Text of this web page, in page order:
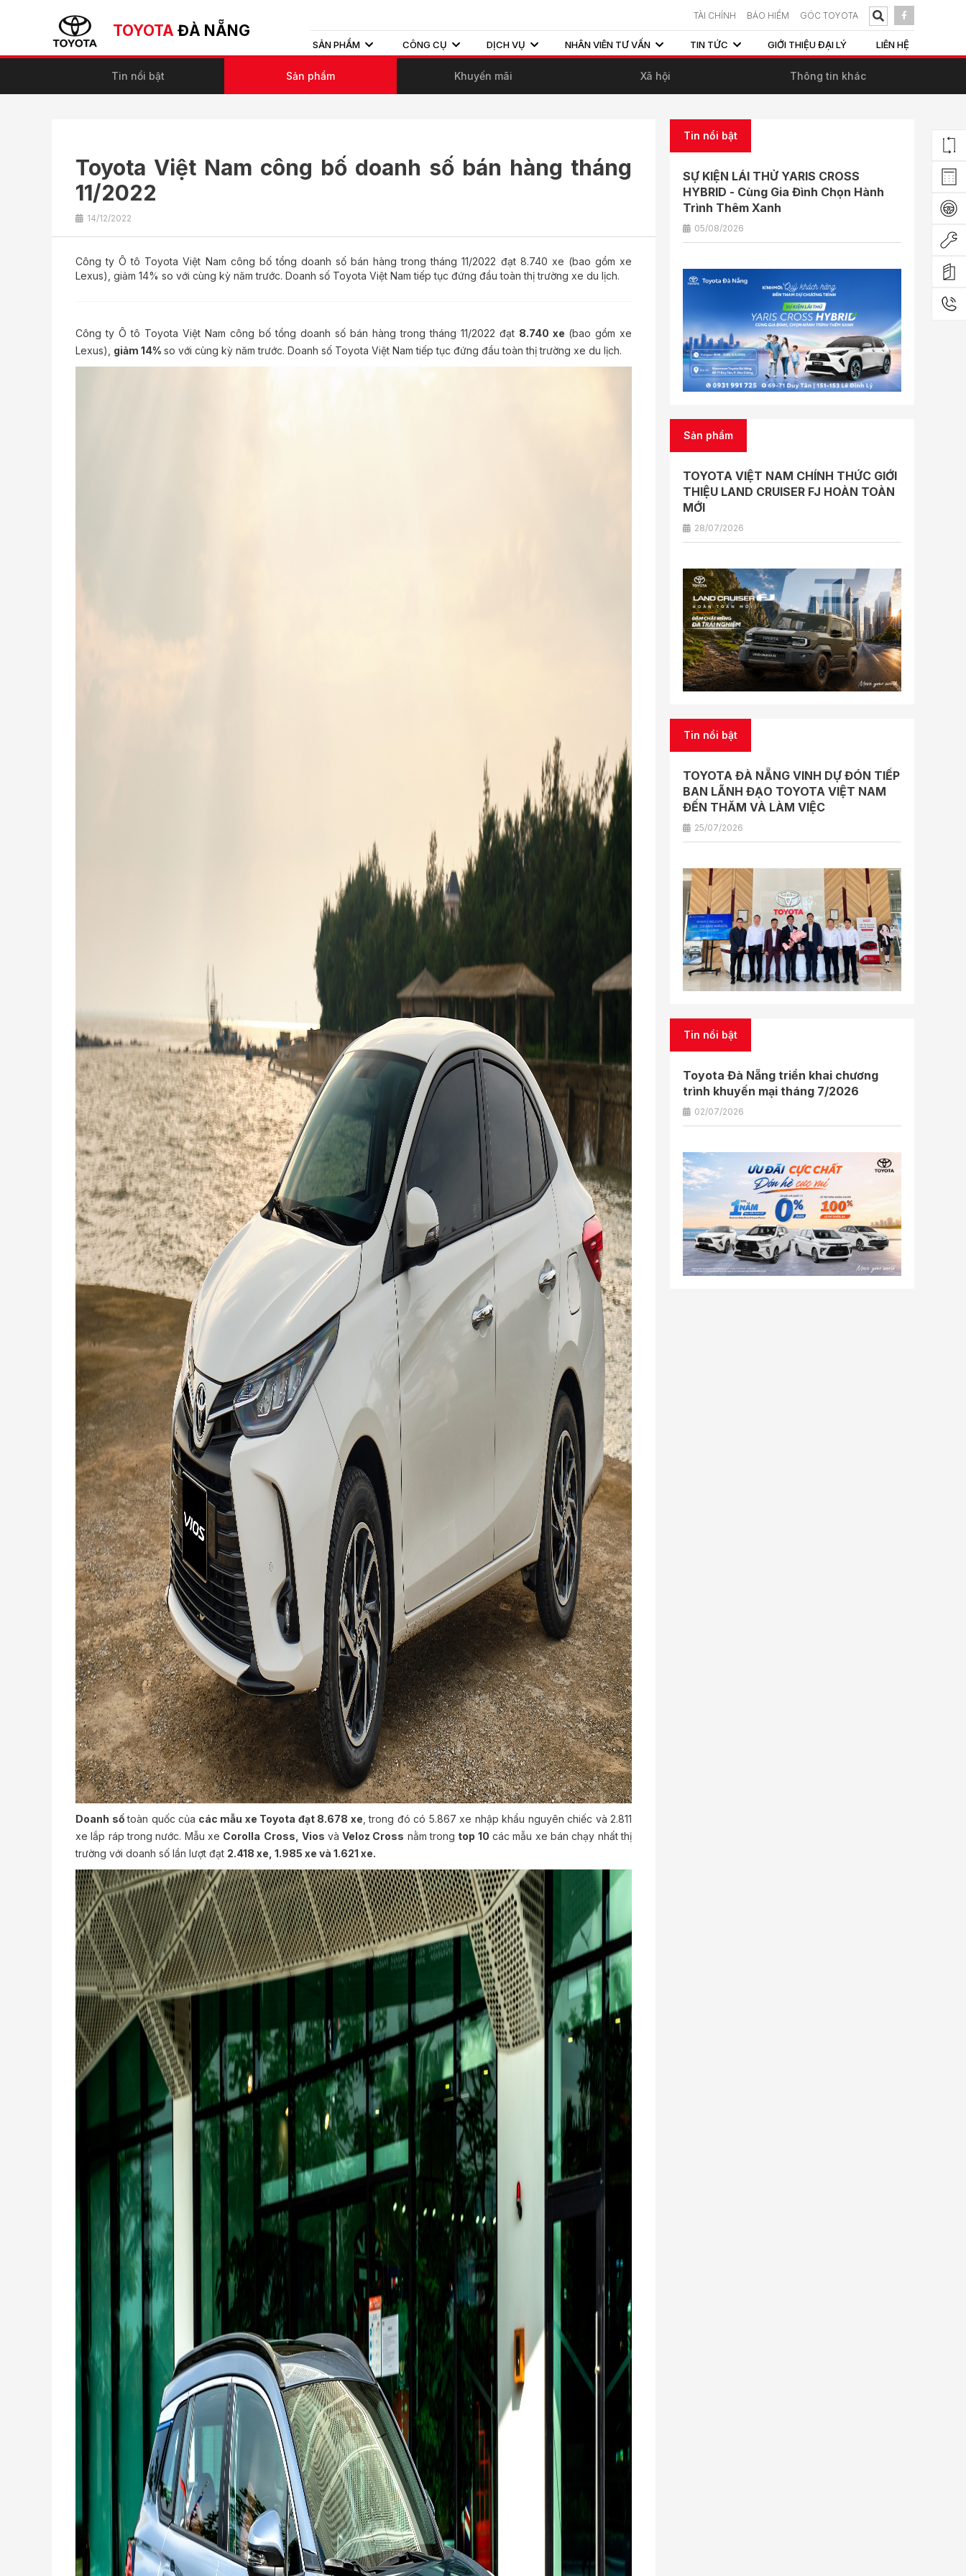
TOYOTA ĐÀ NẴNG
TÀI CHÍNH BẢO HIỂM GÓC TOYOTA
SẢN PHẨM CÔNG CỤ DỊCH VỤ NHÂN VIÊN TƯ VẤN TIN TỨC GIỚI THIỆU ĐẠI LÝ LIÊN HỆ
Tin nổi bật Sản phẩm Khuyến mãi Xã hội Thông tin khác
Toyota Việt Nam công bố doanh số bán hàng tháng
11/2022
14/12/2022
Công ty Ô tô Toyota Việt Nam công bố tổng doanh số bán hàng trong tháng 11/2022 đạt 8.740 xe (bao gồm xe
Lexus), giảm 14% so với cùng kỳ năm trước. Doanh số Toyota Việt Nam tiếp tục đứng đầu toàn thị trường xe du lịch.
Công ty Ô tô Toyota Việt Nam công bố tổng doanh số bán hàng trong tháng 11/2022 đạt 8.740 xe (bao gồm xe
Lexus), giảm 14% so với cùng kỳ năm trước. Doanh số Toyota Việt Nam tiếp tục đứng đầu toàn thị trường xe du lịch.
Doanh sốtoàn quốc của các mẫu xe Toyota đạt 8.678 xe , trong đó có 5.867 xe nhập khẩu nguyên chiếc và 2.811
xe lắp ráp trong nước. Mẫu xe Corolla Cross, Vios và Veloz Cross nằm trong top 10 các mẫu xe bán chạy nhất thị
trường với doanh số lần lượt đạt 2.418 xe, 1.985 xe và 1.621 xe.
Tin nổi bật
SỰ KIỆN LÁI THỬ YARIS CROSS
HYBRID - Cùng Gia Đình Chọn Hành
Trình Thêm Xanh
05/08/2026
Sản phẩm
TOYOTA VIỆT NAM CHÍNH THỨC GIỚI
THIỆU LAND CRUISER FJ HOÀN TOÀN
MỚI
28/07/2026
Tin nổi bật
TOYOTA ĐÀ NẴNG VINH DỰ ĐÓN TIẾP
BAN LÃNH ĐẠO TOYOTA VIỆT NAM
ĐẾN THĂM VÀ LÀM VIỆC
25/07/2026
Tin nổi bật
Toyota Đà Nẵng triển khai chương
trình khuyến mại tháng 7/2026
02/07/2026